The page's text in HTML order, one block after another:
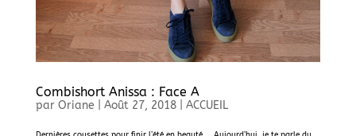
Combishort Anissa : Face A
par Oriane Août 27, 2018| ACCUEIL